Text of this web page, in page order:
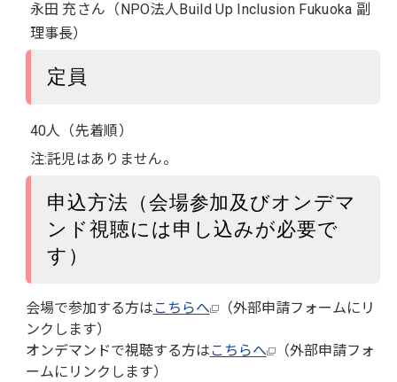
永田 充さん（NPO法人Build Up Inclusion Fukuoka 副
理事長）
定員
40人（先着順）
注:託児はありません。
申込方法（会場参加及びオンデマ
ンド視聴には申し込みが必要で
す）
会場で参加する方はこちらへ （外部申請フォームにリ
ンクします）
オンデマンドで視聴する方はこちらへ （外部申請フォ
ームにリンクします）